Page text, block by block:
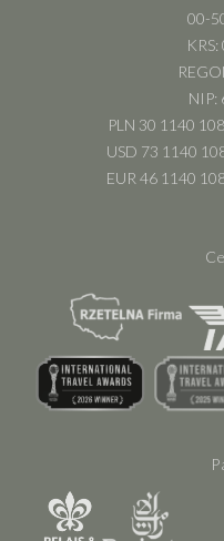
00-
NIP:
PLN 30 1140
USD 73 1140
EUR 46 1140